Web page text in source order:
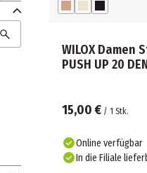
WILOX Damen
PUSH UP 20
15,00 € / 1 Stk.
Online verfügbar
In die Filiale